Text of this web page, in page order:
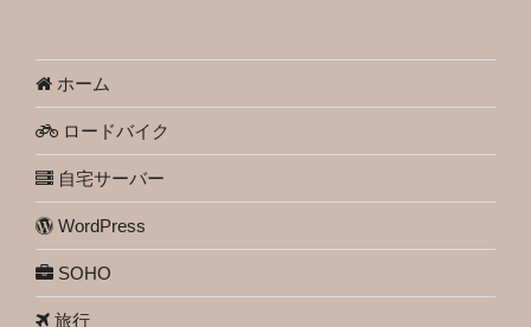
ホーム
ロードバイク
自宅サーバー
WordPress
SOHO
旅行